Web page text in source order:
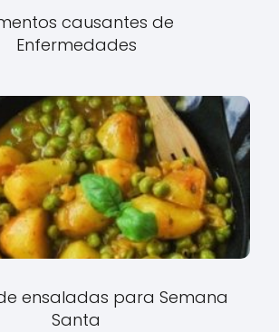
causantes de
Enfermedades
ensaladas para Semana
Santa